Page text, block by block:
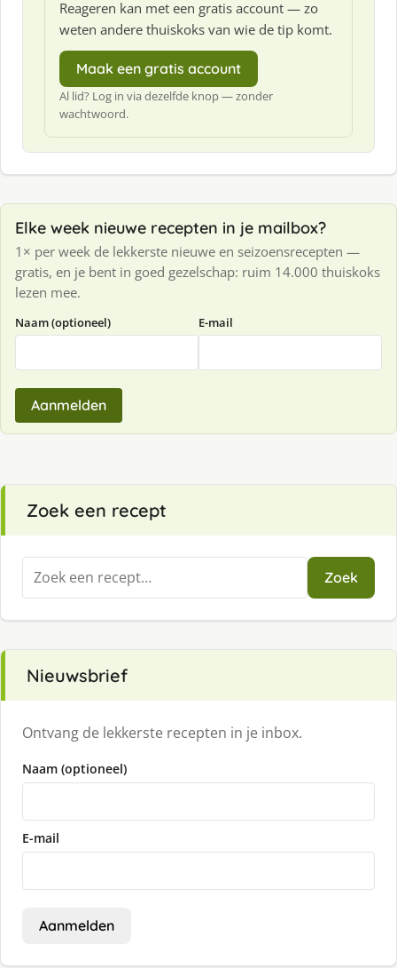
Reageren kan met een gratis account — zo
weten andere thuiskoks van wie de tip komt.
Maak een gratis account
Al lid? Log in via dezelfde knop — zonder
wachtwoord.
Elke week nieuwe recepten in je mailbox?
1× per week de lekkerste nieuwe en seizoensrecepten —
gratis, en je bent in goed gezelschap: ruim 14.000 thuiskoks
lezen mee.
Naam (optioneel) E-mail
Aanmelden
Zoek een recept
Zoeken
naar:
Zoek
Nieuwsbrief
Ontvang de lekkerste recepten in je inbox.
Naam (optioneel)
E-mail
Aanmelden